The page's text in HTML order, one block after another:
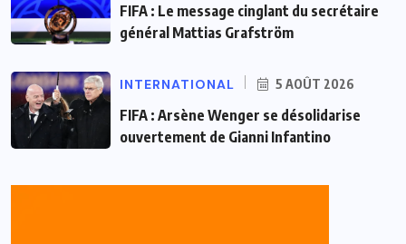
FIFA : Le message cinglant du secrétaire
général Mattias Grafström
INTERNATIONAL 5 AOÛT 2026
FIFA : Arsène Wenger se désolidarise
ouvertement de Gianni Infantino